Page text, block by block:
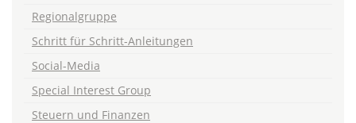
Regionalgruppe
Schritt für Schritt-Anleitungen
Social-Media
Special Interest Group
Steuern und Finanzen